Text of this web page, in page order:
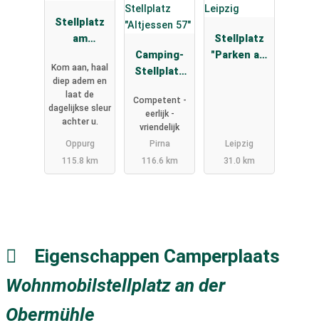
Stellplatz
am
Positz
Kom aan, haal
diep adem en
laat de
dagelijkse sleur
achter u.
Oppurg
115.8 km
Camping-
Stellplatz
57"
Competent -
eerlijk -
vriendelijk
Pirna
116.6 km
Stellplatz
"Parken am
Leipzig
31.0 km
Eigenschappen Camperplaats
Wohnmobilstellplatz an der
Obermühle